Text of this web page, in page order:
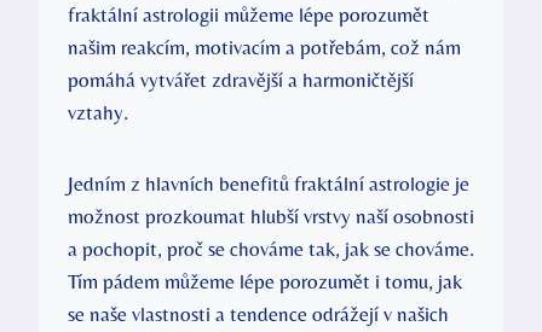
fraktální astrologii můžeme lépe porozumět
našim reakcím, motivacím a potřebám, což nám
pomáhá vytvářet zdravější a harmoničtější‌
vztahy.
Jedním z hlavních benefitů‌ fraktální astrologie je
možnost prozkoumat hlubší vrstvy naší osobnosti‍
a pochopit, proč se chováme tak, jak‌ se chováme.
⁢Tím pádem můžeme ‌lépe porozumět i ⁤tomu, jak
se naše vlastnosti a tendence odrážejí v našich